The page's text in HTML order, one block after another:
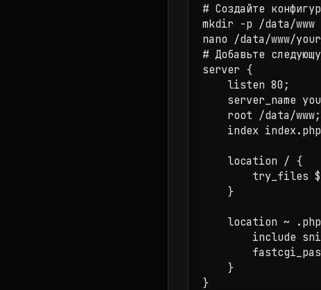
# Создайте
mkdir -p /data/www
nano /data/www/
# Добавьте
server {
    listen 80;
server_name
    root /data/www;
index
    location / {
try_files
    }
location ~
include
    }